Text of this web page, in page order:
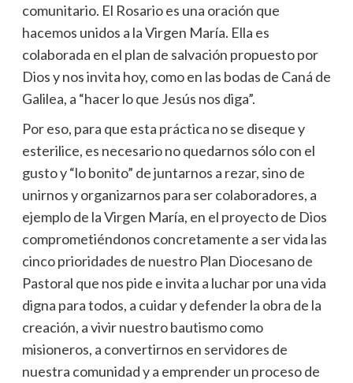
comunitario. El Rosario es una oración que
hacemos unidos a la Virgen María. Ella es
colaborada en el plan de salvación propuesto por
Dios y nos invita hoy, como en las bodas de Caná de
Galilea, a “hacer lo que Jesús nos diga”.
Por eso, para que esta práctica no se diseque y
esterilice, es necesario no quedarnos sólo con el
gusto y “lo bonito” de juntarnos a rezar, sino de
unirnos y organizarnos para ser colaboradores, a
ejemplo de la Virgen María, en el proyecto de Dios
comprometiéndonos concretamente a ser vida las
cinco prioridades de nuestro Plan Diocesano de
Pastoral que nos pide e invita a luchar por una vida
digna para todos, a cuidar y defender la obra de la
creación, a vivir nuestro bautismo como
misioneros, a convertirnos en servidores de
nuestra comunidad y a emprender un proceso de